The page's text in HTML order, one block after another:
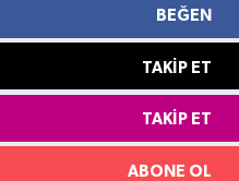
BEĞEN
TAKIP ET
TAKIP ET
ABONE OL